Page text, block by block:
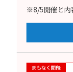
※8/5開催と内
まもなく開催